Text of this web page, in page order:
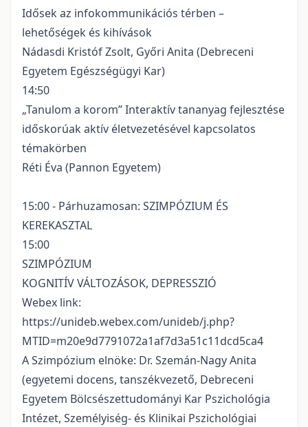
Idősek az infokommunikációs térben –
lehetőségek és kihívások
Nádasdi Kristóf Zsolt, Győri Anita (Debreceni
Egyetem Egészségügyi Kar)
14:50
„Tanulom a korom” Interaktív tananyag fejlesztése
időskorúak aktív életvezetésével kapcsolatos
témakörben
Réti Éva (Pannon Egyetem)
15:00 - Párhuzamosan: SZIMPÓZIUM ÉS
KEREKASZTAL
15:00
SZIMPÓZIUM
KOGNITÍV VÁLTOZÁSOK, DEPRESSZIÓ
Webex link:
https://unideb.webex.com/unideb/j.php?
MTID=m20e9d7791072a1af7d3a51c11dcd5ca4
A Szimpózium elnöke: Dr. Szemán-Nagy Anita
(egyetemi docens, tanszékvezető, Debreceni
Egyetem Bölcsészettudományi Kar Pszichológia
Intézet, Személyiség- és Klinikai Pszichológiai